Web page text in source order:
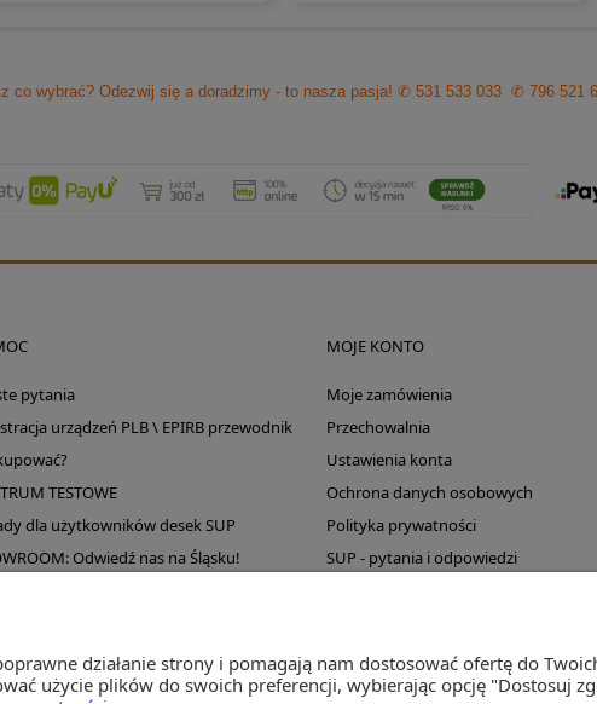
co wybrać? Odezwij się a doradzimy - to nasza pasja!✆ 531 533 033 ✆ 796 521
pytania
urządzeń PLB \ EPIRB przewodnik
TESTOWE
dla użytkowników desek SUP
Odwiedź nas na Śląsku!
MOJE KONTO
Moje zamówienia
Przechowalnia
Ustawienia konta
Ochrona danych osobowych
Polityka prywatności
SUP - pytania i odpowiedzi
działanie strony i pomagają nam dostosować ofertę do
użycie plików do swoich preferencji, wybierając opcję "Dostosuj